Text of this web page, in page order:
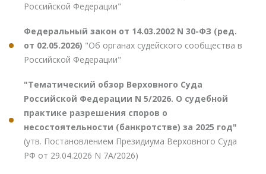
Российской Федерации"
Федеральный закон от 14.03.2002 N 30-ФЗ (ред.
от 02.05.2026) "Об органах судейского сообщества в
Российской Федерации"
"Тематический обзор Верховного Суда
Российской Федерации N 5/2026. О судебной
практике разрешения споров о
несостоятельности (банкротстве) за 2025 год"
(утв. Постановлением Президиума Верховного Суда
РФ от 29.04.2026 N 7А/2026)